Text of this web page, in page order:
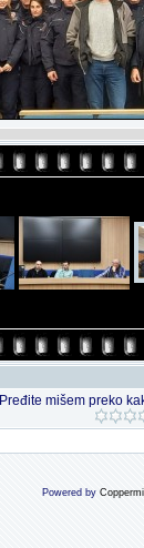
Pređite mišem preko
Powered by